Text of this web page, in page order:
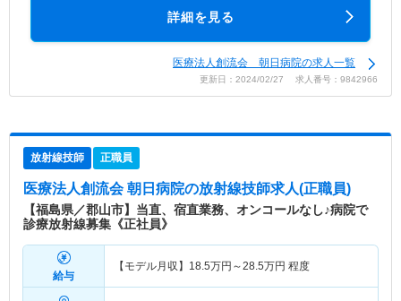
詳細を見る
医療法人創流会 朝日病院の求人一覧
更新日：2024/02/27 求人番号：9842966
放射線技師 正職員
医療法人創流会 朝日病院の放射線技師求人(正職員)
【福島県／郡山市】当直、宿直業務、オンコールなし♪病院で
診療放射線募集《正社員》
給与
【モデル月収】 18.5万円～28.5万円 程度